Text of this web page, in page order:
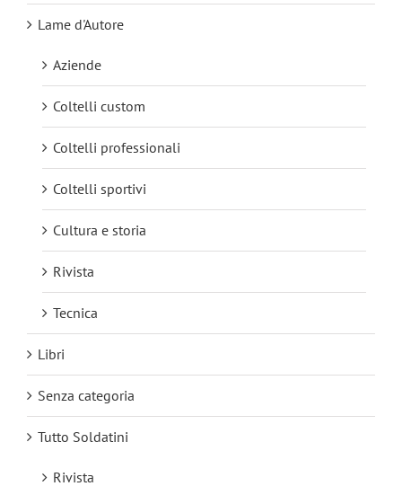
Lame d'Autore
Aziende
Coltelli custom
Coltelli professionali
Coltelli sportivi
Cultura e storia
Rivista
Tecnica
Libri
Senza categoria
Tutto Soldatini
Rivista